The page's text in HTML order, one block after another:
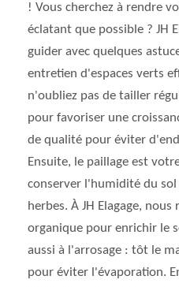
! Vous cherchez à rendre
éclatant que possible ? JH
guider avec quelques
entretien d'espaces verts
n'oubliez pas de tailler
pour favoriser une
de qualité pour éviter
Ensuite, le paillage est
conserver l'humidité du
herbes. À JH Elagage,
organique pour enrichir le
aussi à l'arrosage : tôt le
pour éviter l'évaporation.